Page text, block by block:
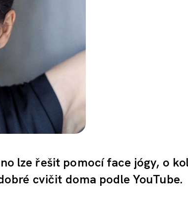
lze řešit pomocí face jógy, o
cvičit doma podle YouTube.